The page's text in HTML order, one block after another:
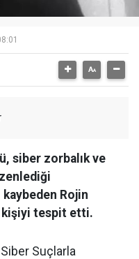
siber zorbalık ve
kaybeden Rojin
kişiyi tespit etti.
Suçlarla